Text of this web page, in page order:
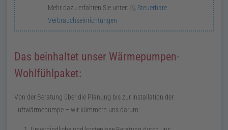
Mehr dazu erfahren Sie unter:
Steuerbare
Verbrauchseinrichtungen
Das beinhaltet unser Wärmepumpen-
Wohlfühlpaket:
Von der Beratung über die Planung bis zur Installation der
Luftwärmepumpe – wir kümmern uns darum: